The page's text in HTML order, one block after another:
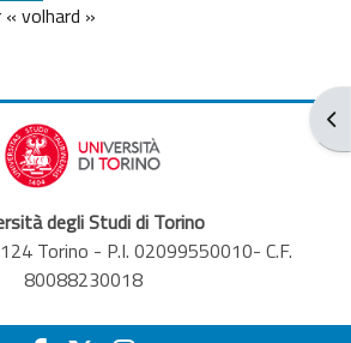
volhard »
degli Studi di Torino
Torino - P.I. 02099550010- C.F.
80088230018